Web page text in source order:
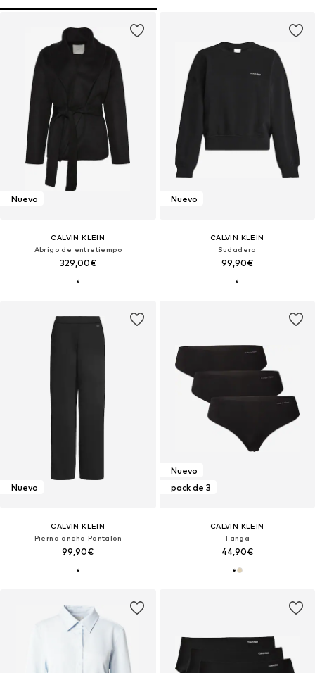
Nuevo
CALVIN KLEIN
Abrigo de entretiempo
329,00€
Nuevo
CALVIN KLEIN
Sudadera
99,90€
Nuevo
CALVIN KLEIN
Pierna ancha Pantalón
99,90€
Nuevo
pack de 3
CALVIN KLEIN
Tanga
44,90€